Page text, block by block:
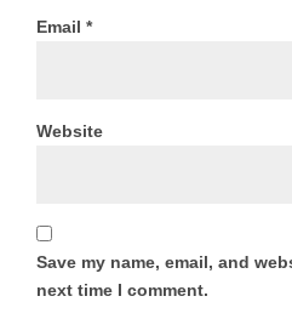
Email *
Website
Save my name, email, and
next time I comment.